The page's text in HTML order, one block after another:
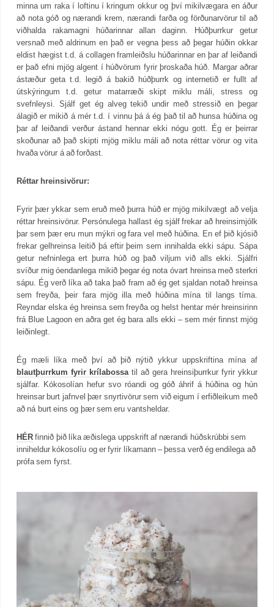
minna um raka í loftinu í kringum okkur og því mikilvægara en áður
að nota góð og nærandi krem, nærandi farða og förðunarvörur til að
viðhalda rakamagni húðarinnar allan daginn. Húðþurrkur getur
versnað með aldrinum en það er vegna þess að þegar húðin okkar
eldist hægist t.d. á collagen framleiðslu húðarinnar en þar af leiðandi
er það efni mjög algent í húðvörum fyrir þroskaða húð. Margar aðrar
ástæður geta t.d. legið á bakið húðþurrk og internetið er fullt af
útskýringum t.d. getur matarræði skipt miklu máli, stress og
svefnleysi. Sjálf get ég alveg tekið undir með stressið en þegar
álagið er mikið á mér t.d. í vinnu þá á ég það til að hunsa húðina og
þar af leiðandi verður ástand hennar ekki nógu gott. Ég er þeirrar
skoðunar að það skipti mjög miklu máli að nota réttar vörur og vita
hvaða vörur á að forðast.
Réttar hreinsivörur:
Fyrir þær ykkar sem eruð með þurra húð er mjög mikilvægt að velja
réttar hreinsivörur. Persónulega hallast ég sjálf frekar að hreinsimjólk
þar sem þær eru mun mýkri og fara vel með húðina. En ef þið kjósið
frekar gelhreinsa leitið þá eftir þeim sem innihalda ekki sápu. Sápa
getur nefninlega ert þurra húð og það viljum við alls ekki. Sjálfri
svíður mig óendanlega mikið þegar ég nota óvart hreinsa með sterkri
sápu. Ég verð líka að taka það fram að ég get sjaldan notað hreinsa
sem freyða, þeir fara mjög illa með húðina mína til langs tíma.
Reyndar elska ég hreinsa sem freyða og helst hentar mér hreinsirinn
frá Blue Lagoon en aðra get ég bara alls ekki – sem mér finnst mjög
leiðinlegt.
Ég mæli líka með því að þið nýtið ykkur uppskriftina mína af
blautþurrkum fyrir krílabossa til að gera hreinsiþurrkur fyrir ykkur
sjálfar. Kókosolían hefur svo róandi og góð áhrif á húðina og hún
hreinsar burt jafnvel þær snyrtivörur sem við eigum í erfiðleikum með
að ná burt eins og þær sem eru vantsheldar.
HÉR finnið þið líka æðislega uppskrift af nærandi húðskrúbbi sem
inniheldur kókosolíu og er fyrir líkamann – þessa verð ég endilega að
prófa sem fyrst.